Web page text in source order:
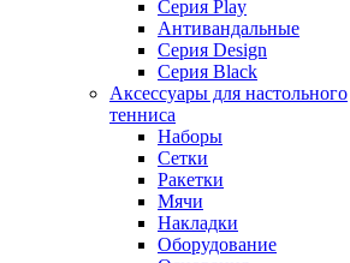
Серия Play
Антивандальные
Серия Design
Серия Black
Аксессуары для настольного
тенниса
Наборы
Сетки
Ракетки
Мячи
Накладки
Оборудование